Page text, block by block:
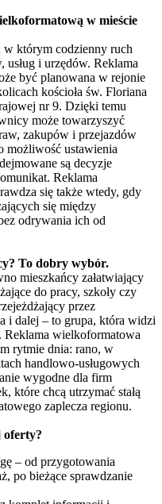
w mieście
którym codzienny ruch
usług i urzędów. Reklama
być planowana w rejonie
kościoła św. Floriana
nr 9. Dzięki temu
może towarzyszyć
zakupów i przejazdów
możliwość ustawienia
są decyzje
Reklama
się także wtedy, gdy
się między
odrywania ich od
To dobry wybór.
mieszkańcy załatwiający
do pracy, szkoły czy
przez
i dalej – to grupa, która widzi
Reklama wielkoformatowa
rytmie dnia: rano, w
handlowo-usługowych
wygodne dla firm
które chcą utrzymać stałą
zaplecza regionu.
oferty?
– od przygotowania
po bieżące sprawdzanie